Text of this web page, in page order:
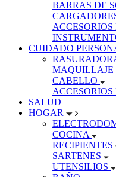
BARRAS DE
CUIDADO
MAQUILLAJE
CABELLO
SALUD
HOGAR
COCINA
RECIPIENTES
SARTENES
UTENSILIOS